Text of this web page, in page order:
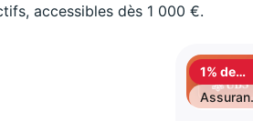
accessibles dès 1 000 €.
1% de